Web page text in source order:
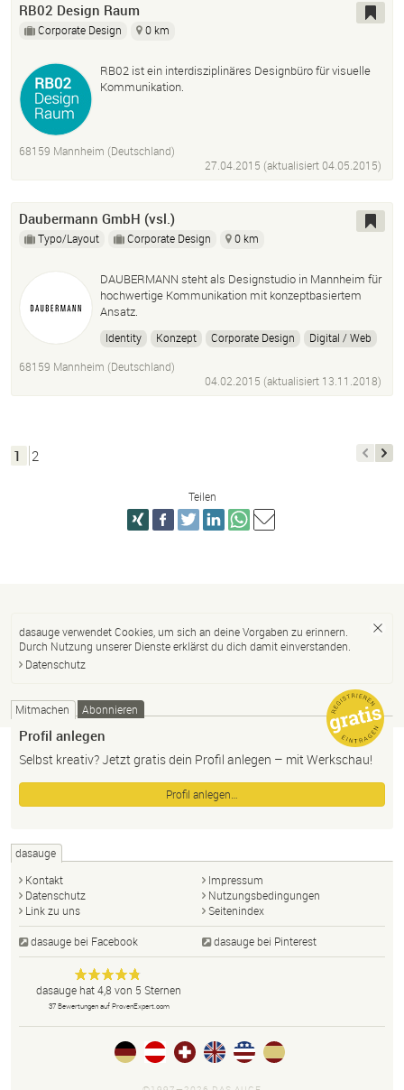
RB02 Design Raum
Corporate Design 0 km
RB02 ist ein interdisziplinäres Designbüro für visuelle
Kommunikation.
68159 Mannheim (Deutschland)
27.04.2015 (aktualisiert04.05.2015)
Daubermann GmbH (vsl.)
Typo/Layout Corporate Design 0 km
DAUBERMANN steht als Designstudio in Mannheim für
hochwertige Kommunikation mit konzeptbasiertem
Ansatz.
Identity Konzept Corporate Design
Digital / Web
Interface
Print Design
Integrierte Kommunikation
Grafik
Fotografie
68159 Mannheim (Deutschland)
04.02.2015 (aktualisiert 13.11.2018)
1 2
Teilen
dasauge verwendet Cookies, um sich an deine Vorgaben zu erinnern.
Durch Nutzung unserer Dienste erklärst du dich damit einverstanden.
Datenschutz
Mitmachen Abonnieren
Profil anlegen
Selbst kreativ? Jetzt gratis dein Profil anlegen – mit Werkschau!
Profil anlegen…
dasauge
Kontakt
Impressum
Datenschutz
Nutzungsbedingungen
Link zu uns
Seitenindex
dasauge bei Facebook dasauge bei Pinterest
dasauge
Designer,
Fotografen,
Agenturen,
Portfolios
und Jobs.
Anonym
dasauge hat4,8 von 5 Sternen
37Bewertungen auf ProvenExpert.com